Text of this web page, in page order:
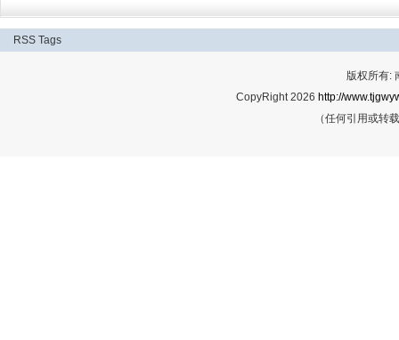
RSS Tags
版权所有:
CopyRight 2026 http://
（任何引用或转